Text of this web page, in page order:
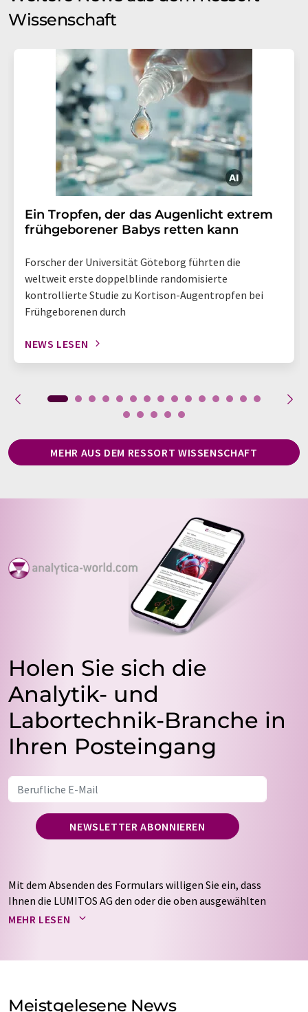
Wissenschaft
Ein Tropfen, der das Augenlicht extrem
frühgeborener Babys retten kann
Forscher der Universität Göteborg führten die
weltweit erste doppelblinde randomisierte
kontrollierte Studie zu Kortison-Augentropfen bei
Frühgeborenen durch
NEWS LESEN
MEHR AUS DEM RESSORT WISSENSCHAFT
Holen Sie sich die
Analytik- und
Labortechnik-Branche in
Ihren Posteingang
NEWSLETTER ABONNIEREN
Mit dem Absenden des Formulars willigen Sie ein, dass
Ihnen die LUMITOS AG den oder die oben ausgewählten
Newsletter per E-Mail zusendet. Ihre Daten werden
auf Basis unsererDatenschutzerklärung. LUMITOS darf
Meinungsforschung per E-Mail kontaktieren. Ihre
MEHR LESEN
Meistgelesene News